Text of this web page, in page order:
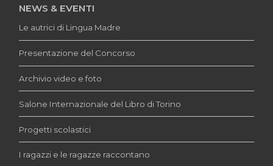
NEWS & EVENTI
Le autrici di Lingua Madre
Presentazione del Concorso
Archivio video e foto
Salone Internazionale del Libro di Torino
Progetti scolastici
I ragazzi e le ragazze raccontano